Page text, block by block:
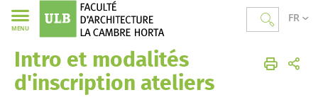
FR
MENU
Faculté d'Architecture La Cambre Horta Accueil
Ateliers, Questions d'Architecture et SIP
Intro et modalités
d'inscription ateliers